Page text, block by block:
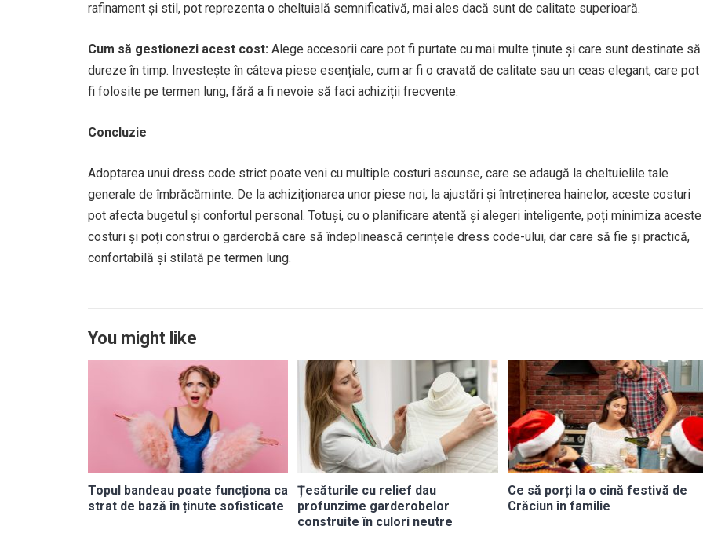
rafinament și stil, pot reprezenta o cheltuială semnificativă, mai ales dacă sunt de calitate superioară.
Cum să gestionezi acest cost: Alege accesorii care pot fi purtate cu mai multe ținute și care sunt destinate să
dureze în timp. Investește în câteva piese esențiale, cum ar fi o cravată de calitate sau un ceas elegant, care pot
fi folosite pe termen lung, fără a fi nevoie să faci achiziții frecvente.
Concluzie
Adoptarea unui dress code strict poate veni cu multiple costuri ascunse, care se adaugă la cheltuielile tale
generale de îmbrăcăminte. De la achiziționarea unor piese noi, la ajustări și întreținerea hainelor, aceste costuri
pot afecta bugetul și confortul personal. Totuși, cu o planificare atentă și alegeri inteligente, poți minimiza aceste
costuri și poți construi o garderobă care să îndeplinească cerințele dress code-ului, dar care să fie și practică,
confortabilă și stilată pe termen lung.
You might like
Topul bandeau poate funcționa ca
strat de bază în ținute sofisticate
Țesăturile cu relief dau
profunzime garderobelor
construite în culori neutre
Ce să porți la o cină festivă de
Crăciun în familie